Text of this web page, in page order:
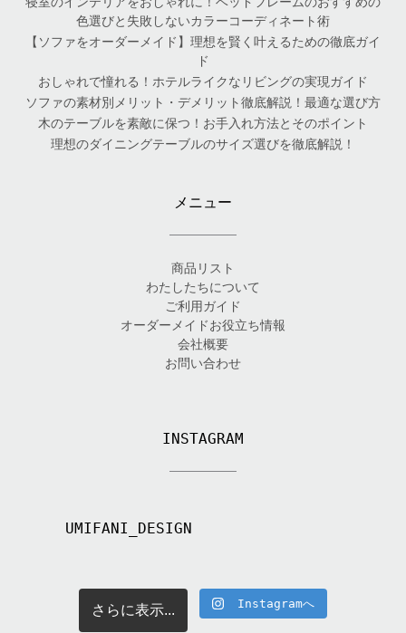
色選びと失敗しないカラーコーディネート術
【ソファをオーダーメイド】理想を賢く叶えるための徹底ガイ
ド
おしゃれで憧れる！ホテルライクなリビングの実現ガイド
ソファの素材別メリット・デメリット徹底解説！最適な選び方
木のテーブルを素敵に保つ！お手入れ方法とそのポイント
理想のダイニングテーブルのサイズ選びを徹底解説！
メニュー
商品リスト
わたしたちについて
ご利用ガイド
オーダーメイドお役立ち情報
会社概要
お問い合わせ
INSTAGRAM
UMIFANI_DESIGN
さらに表示... Instagramへ